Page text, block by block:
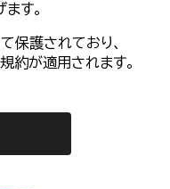
す。
護されており、
約が適用されます。